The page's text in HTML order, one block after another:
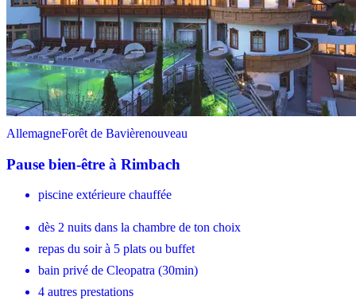
AllemagneForêt de Bavièrenouveau
Pause bien-être à Rimbach
piscine extérieure chauffée
dès 2 nuits dans la chambre de ton choix
repas du soir à 5 plats ou buffet
bain privé de Cleopatra (30min)
4 autres prestations